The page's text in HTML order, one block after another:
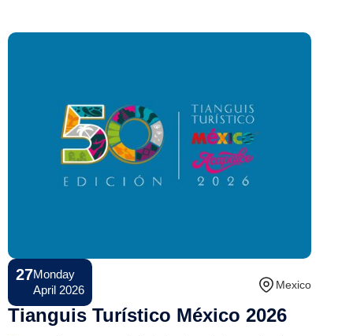
27Monday
April 2026
Conference Mexico
Tianguis Turístico México 2026